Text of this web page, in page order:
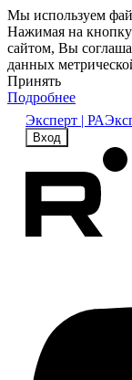
Мы используем
Нажимая на кнопку
сайтом, Вы
данных
Принять
Подробнее
Эксперт | РА
Вход